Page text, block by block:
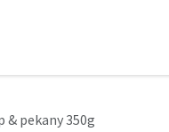
& pekany 350g